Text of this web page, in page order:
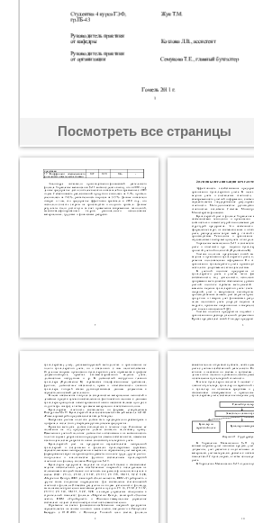
Посмотреть все страницы